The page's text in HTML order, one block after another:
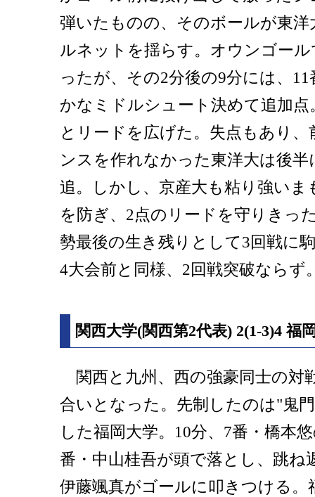
弾いたものの、そのボールが東
ルネットを揺らす。オウンゴー
ったが、その2分後の9分には、
かなミドルシュート決めて追加
とリードを広げた。失点もあり
ンスを作れなかった東洋大は後半
追。しかし、京産大も粘り強いま
を防ぎ、2点のリードを守りきっ
勢最後の生き残りとして3回戦に
4大会前と同様、2回戦突破ならず
関西大学(関西第2代表) 2(1-3)4 福
関西と九州、西の強豪同士の対
合いとなった。先制したのは"鬼
した福岡大学。10分、7番・橋本
番・中山桂吾が頭で落とし、跳ね
伊藤颯真がゴールに叩きつける。